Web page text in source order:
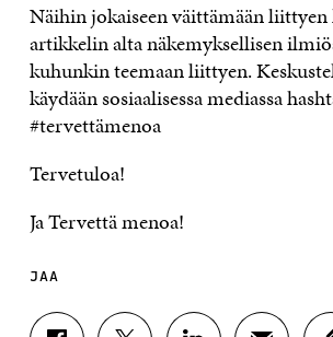
Näihin jokaiseen väittämään
artikkelin alta näkemyksellisen
kuhunkin teemaan liittyen.
käydään sosiaalisessa mediassa
#tervettämenoa
Tervetuloa!
Ja Tervettä menoa!
JAA